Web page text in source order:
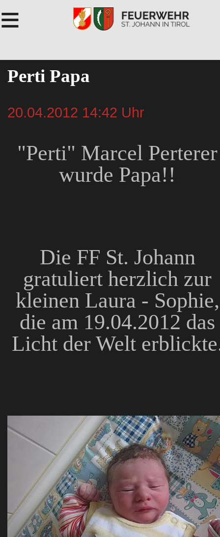
≡
Perti Papa
20.04.2012 14:42 Uhr
"Perti" Marcel Perterer
wurde Papa!!
Die FF St. Johann
gratuliert herzlich zur
kleinen Laura - Sophie,
die am 19.04.2012 das
Licht der Welt